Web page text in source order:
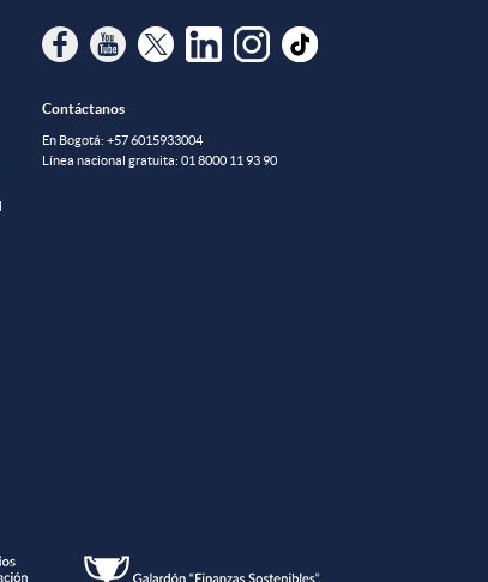
Contáctanos
En Bogotá: +57 6015933004
Línea nacional gratuita: 01 8000 11 93 90